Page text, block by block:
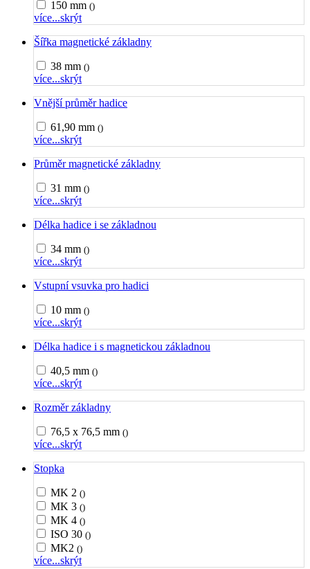
150 mm ()
více...skrýt
Šířka magnetické základny
38 mm ()
více...skrýt
Vnější průměr hadice
61,90 mm ()
více...skrýt
Průměr magnetické základny
31 mm ()
více...skrýt
Délka hadice i se základnou
34 mm ()
více...skrýt
Vstupní vsuvka pro hadici
10 mm ()
více...skrýt
Délka hadice i s magnetickou základnou
40,5 mm ()
více...skrýt
Rozměr základny
76,5 x 76,5 mm ()
více...skrýt
Stopka
MK 2 ()
MK 3 ()
MK 4 ()
ISO 30 ()
MK2 ()
více...skrýt